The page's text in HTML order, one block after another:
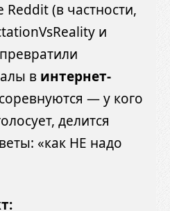
(в частности,
и
в интернет-
— у кого
делится
«как НЕ надо